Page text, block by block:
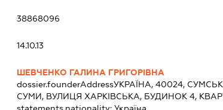
38868096
14.10.13
ШЕВЧЕНКО ГАЛИНА ГРИГОРІВНА
dossier.founderAddressУКРАЇНА, 40024,
СУМИ, ВУЛИЦЯ ХАРКІВСЬКА, БУДИНОК 4,